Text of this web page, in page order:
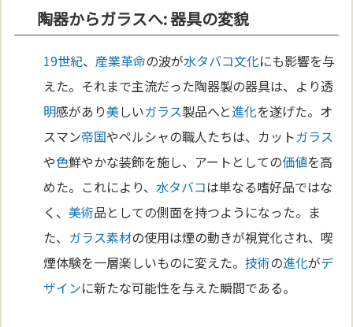
陶器からガラスへ: 器具の変貌
19世紀、産業革命の波が水タバコ文化にも影響を与
えた。それまで主流だった陶器製の器具は、より透
明感があり美しいガラス製品へと進化を遂げた。オ
スマン帝国やペルシャの職人たちは、カットガラス
や色鮮やかな装飾を施し、アートとしての価値を高
めた。これにより、水タバコは単なる嗜好品ではな
く、美術品としての側面を持つようになった。ま
た、 ガラス素材の使用は煙の動きが視覚化され、喫
煙体験を一層楽しいものに変えた。技術の進化がデ
ザインに新たな可能性を与えた瞬間である。